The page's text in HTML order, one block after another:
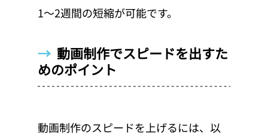
1〜2週間の短縮が可能です。
→ 動画制作でスピードを出すた
めのポイント
動画制作のスピードを上げるには、以